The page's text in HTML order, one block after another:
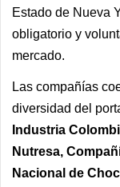
Estado de Nueva
obligatorio y
mercado.
Las compañías
diversidad del
Industria
Nutresa,
Nacional de